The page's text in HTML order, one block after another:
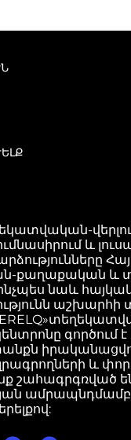
և
քաղաքական և
նաև
աշխարհի
գործում
և
շահագրգռված